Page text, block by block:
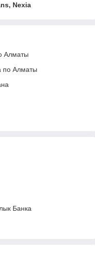
Nexia
Алматы
по Алматы
Банка